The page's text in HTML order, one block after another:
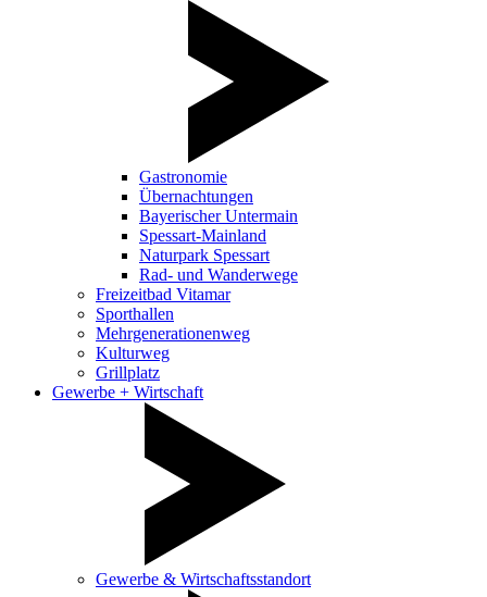
Gastronomie
Übernachtungen
Bayerischer Untermain
Spessart-Mainland
Naturpark Spessart
Rad- und Wanderwege
Freizeitbad Vitamar
Sporthallen
Mehrgenerationenweg
Kulturweg
Grillplatz
Gewerbe + Wirtschaft
Gewerbe & Wirtschaftsstandort